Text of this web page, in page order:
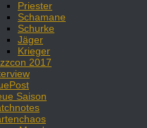
Priester
Schamane
Schurke
Jäger
Krieger
2017
Saison